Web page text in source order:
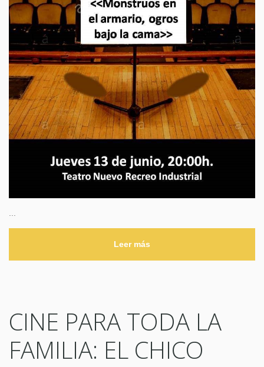
Leer más
CINE PARA TODA LA
FAMILIA: EL CHICO